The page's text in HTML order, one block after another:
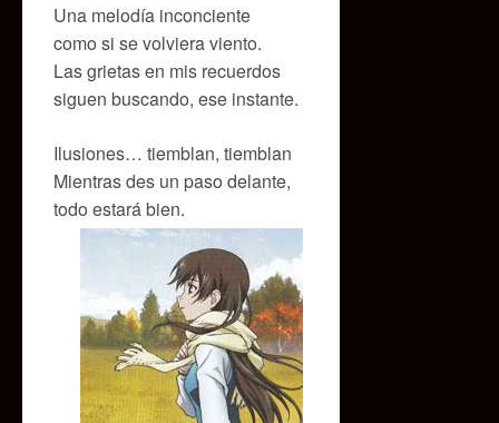
Una melodía inconciente
como si se volviera viento.
Las grietas en mis recuerdos
siguen buscando, ese instante.
Ilusiones… tiemblan, tiemblan
Mientras des un paso delante,
todo estará bien.